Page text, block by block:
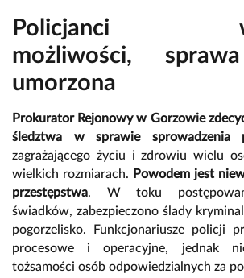
Policjanci
możliwości,
umorzona
Prokurator Rejonowy w Gorzowie
śledztwa w sprawie sprowadzenia
zagrażającego życiu i zdrowiu wielu
wielkich rozmiarach. Powodem jest
przestępstwa. W toku
świadków, zabezpieczono ślady
pogorzelisko. Funkcjonariusze policji
procesowe i operacyjne, jednak
tożsamości osób odpowiedzialnych za